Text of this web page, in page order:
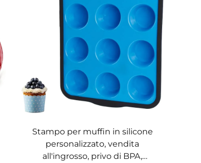
Stampo per muffin in silicone
personalizzato, vendita
all'ingrosso, privo di BPA,